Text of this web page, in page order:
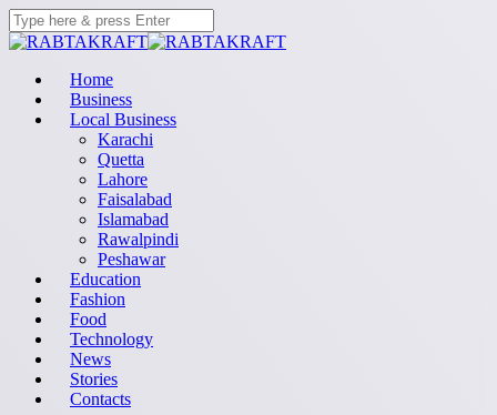
Home
Business
Local Business
Karachi
Quetta
Lahore
Faisalabad
Islamabad
Rawalpindi
Peshawar
Education
Fashion
Food
Technology
News
Stories
Contacts